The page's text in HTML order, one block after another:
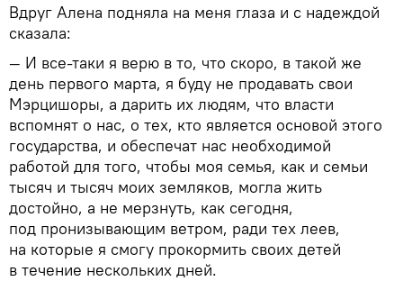
Вдруг Алена подняла на меня глаза и с надеждой
сказала:
— И все-таки я верю в то, что скоро, в такой же
день первого марта, я буду не продавать свои
Мэрцишоры, а дарить их людям, что власти
вспомнят о нас, о тех, кто является основой этого
государства, и обеспечат нас необходимой
работой для того, чтобы моя семья, как и семьи
тысяч и тысяч моих земляков, могла жить
достойно, а не мерзнуть, как сегодня,
под пронизывающим ветром, ради тех леев,
на которые я смогу прокормить своих детей
в течение нескольких дней.